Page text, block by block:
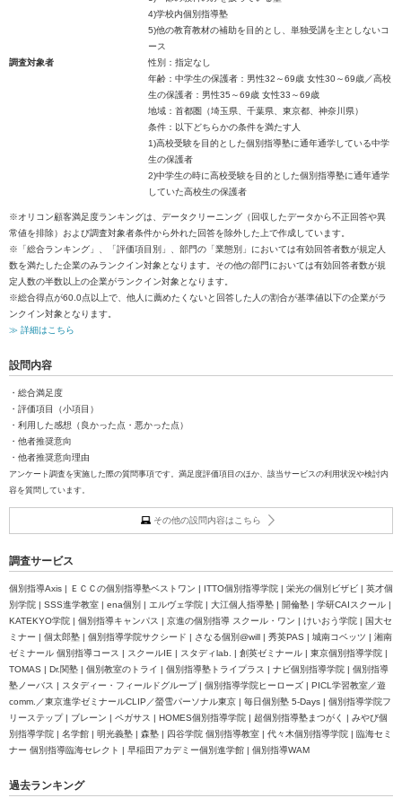
4)学校内個別指導塾
5)他の教育教材の補助を目的とし、単独受講を主としないコ
ース
調査対象者
性別：指定なし
年齢：中学生の保護者：男性32～69歳 女性30～69歳／高校
生の保護者：男性35～69歳 女性33～69歳
地域：首都圏（埼玉県、千葉県、東京都、神奈川県）
条件：以下どちらかの条件を満たす人
1)高校受験を目的とした個別指導塾に通年通学している中学
生の保護者
2)中学生の時に高校受験を目的とした個別指導塾に通年通学
していた高校生の保護者
※オリコン顧客満足度ランキングは、データクリーニング（回収したデータから不正回答や異
常値を排除）および調査対象者条件から外れた回答を除外した上で作成しています。
※「総合ランキング」、「評価項目別」、部門の「業態別」においては有効回答者数が規定人
数を満たした企業のみランクイン対象となります。その他の部門においては有効回答者数が規
定人数の半数以上の企業がランクイン対象となります。
※総合得点が60.0点以上で、他人に薦めたくないと回答した人の割合が基準値以下の企業がラ
ンクイン対象となります。
≫ 詳細はこちら
設問内容
・総合満足度
・評価項目（小項目）
・利用した感想（良かった点・悪かった点）
・他者推奨意向
・他者推奨意向理由
アンケート調査を実施した際の質問事項です。満足度評価項目のほか、該当サービスの利用状況や検討内
容を質問しています。
その他の設問内容はこちら
調査サービス
個別指導Axis | ＥＣＣの個別指導塾ベストワン | ITTO個別指導学院 | 栄光の個別ビザビ | 英才個
別学院 | SSS進学教室 | ena個別 | エルヴェ学院 | 大江個人指導塾 | 開倫塾 | 学研CAIスクール |
KATEKYO学院 | 個別指導キャンパス | 京進の個別指導 スクール・ワン | けいおう学院 | 国大セ
ミナー | 個太郎塾 | 個別指導学院サクシード | さなる個別@will | 秀英PAS | 城南コベッツ | 湘南
ゼミナール 個別指導コース | スクールIE | スタディlab. | 創英ゼミナール | 東京個別指導学院 |
TOMAS | Dr.関塾 | 個別教室のトライ | 個別指導塾トライプラス | ナビ個別指導学院 | 個別指導
塾ノーバス | スタディー・フィールドグループ | 個別指導学院ヒーローズ | PICL学習教室／遊
comm.／東京進学ゼミナールCLIP／螢雪パーソナル東京 | 毎日個別塾 5-Days | 個別指導学院フ
リーステップ | ブレーン | ペガサス | HOMES個別指導学院 | 超個別指導塾まつがく | みやび個
別指導学院 | 名学館 | 明光義塾 | 森塾 | 四谷学院 個別指導教室 | 代々木個別指導学院 | 臨海セミ
ナー 個別指導臨海セレクト | 早稲田アカデミー個別進学館 | 個別指導WAM
過去ランキング